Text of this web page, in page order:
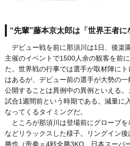
“先輩”藤本京太郎は「世界王者
デビュー戦を前に那須川は1日、後楽
主催のイベントで1500人余の観客を前
た。世界戦の行事では選手が取材陣に
はあるが、デビュー前の選手が大勢の
公開することは異例中の異例といえる
試合1週間前という時期である。減量に
なってくるタイミングだ。
ところが那須川は登場前にグローブを
などリラックスした様子。リングイン
勝也（帝拳＝4戦全勝3KO、日本スーパ